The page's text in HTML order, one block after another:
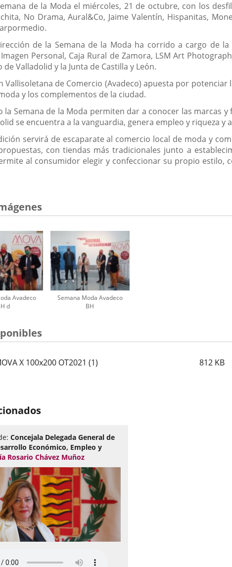
de la Moda el miércoles, 21 de octubre, con los
No Drama, Aural&Co, Jaime Valentín, Hispanitas,
de la Semana de la Moda ha corrido a cargo de
Personal, Caja Rural de Zamora, LSM Art
Valladolid y la Junta de Castilla y León.
Vallisoletana de Comercio (Avadeco) apuesta por
y los complementos de la ciudad.
la Semana de la Moda permiten dar a conocer las
se encuentra a la vanguardia, genera empleo y riqueza y
servirá de escaparate al comercio local de moda y
con tiendas más tradicionales junto a
al consumidor elegir y confeccionar su propio
Avadeco
d
Semana Moda Avadeco
BH
X 100x200 OT2021 (1) 812 KB
Concejala Delegada General de
Económico, Empleo y
Rosario Chávez Muñoz